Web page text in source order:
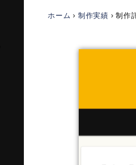
ホーム › 制作実績 ›制作